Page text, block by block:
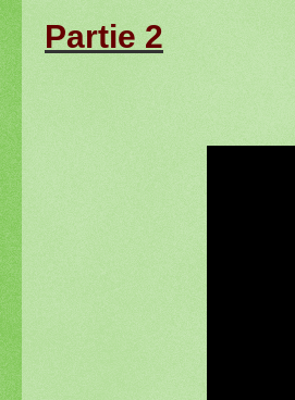
Partie 2